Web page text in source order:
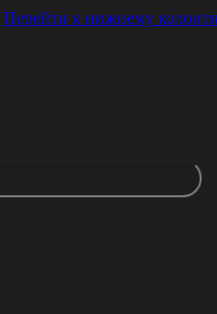
Перейти к нижнему